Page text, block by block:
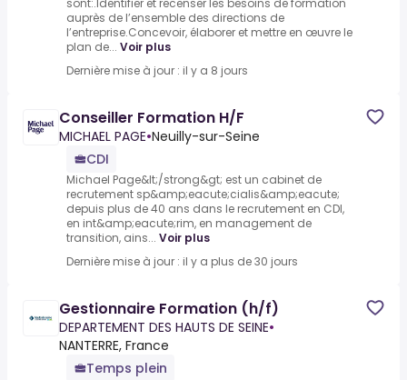
sont:.Identifier et recenser les besoins de formation
auprès de l’ensemble des directions de
l’entreprise.Concevoir, élaborer et mettre en œuvre le
plan de... Voir plus
Dernière mise à jour : il y a 8 jours
Conseiller Formation H/F
MICHAEL PAGE•Neuilly-sur-Seine
CDI
Michael Page&lt;/strong&gt; est un cabinet de
recrutement sp&amp;eacute;cialis&amp;eacute;
depuis plus de 40 ans dans le recrutement en CDI,
en int&amp;eacute;rim, en management de
transition, ains... Voir plus
Dernière mise à jour : il y a plus de 30 jours
Gestionnaire Formation (h/f)
DEPARTEMENT DES HAUTS DE SEINE•
NANTERRE, France
Temps plein